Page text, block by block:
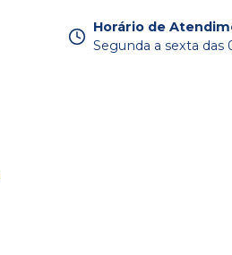
Horário de
Segunda a sexta das